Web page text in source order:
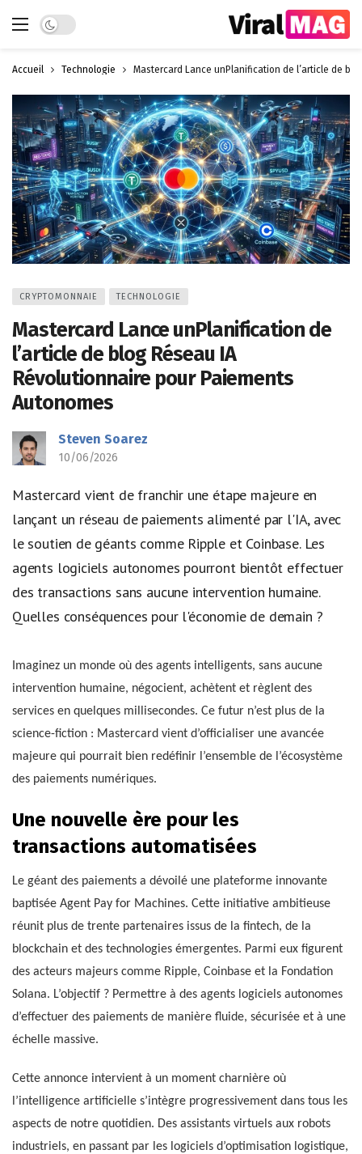
Dark mode
Accueil Technologie Mastercard Lance unPlanification de l’article de
CRYPTOMONNAIE TECHNOLOGIE
Mastercard Lance unPlanification de
l’article de blog Réseau IA
Révolutionnaire pour Paiements
Autonomes
Steven Soarez
10/06/2026
Mastercard vient de franchir une étape majeure en
lançant un réseau de paiements alimenté par l'IA, avec
le soutien de géants comme Ripple et Coinbase. Les
agents logiciels autonomes pourront bientôt effectuer
des transactions sans aucune intervention humaine.
Quelles conséquences pour l'économie de demain ?
Imaginez un monde où des agents intelligents, sans aucune
intervention humaine, négocient, achètent et règlent des
services en quelques millisecondes. Ce futur n’est plus de la
science-fiction : Mastercard vient d’officialiser une avancée
majeure qui pourrait bien redéfinir l’ensemble de l’écosystème
des paiements numériques.
Une nouvelle ère pour les
transactions automatisées
Le géant des paiements a dévoilé une plateforme innovante
baptisée Agent Pay for Machines. Cette initiative ambitieuse
réunit plus de trente partenaires issus de la fintech, de la
blockchain et des technologies émergentes. Parmi eux figurent
des acteurs majeurs comme Ripple, Coinbase et la Fondation
Solana. L’objectif ? Permettre à des agents logiciels autonomes
d’effectuer des paiements de manière fluide, sécurisée et à une
échelle massive.
Cette annonce intervient à un moment charnière où
l’intelligence artificielle s’intègre progressivement dans tous les
aspects de notre quotidien. Des assistants virtuels aux robots
industriels, en passant par les logiciels d’optimisation logistique,